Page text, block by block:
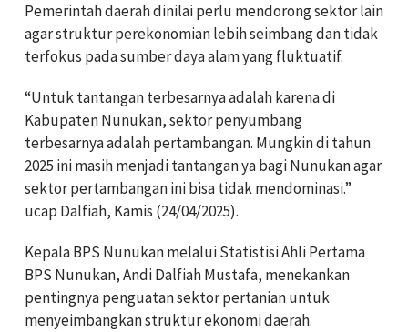
Pemerintah daerah dinilai perlu mendorong sektor lain
agar struktur perekonomian lebih seimbang dan tidak
terfokus pada sumber daya alam yang fluktuatif.
“Untuk tantangan terbesarnya adalah karena di
Kabupaten Nunukan, sektor penyumbang
terbesarnya adalah pertambangan. Mungkin di tahun
2025 ini masih menjadi tantangan ya bagi Nunukan agar
sektor pertambangan ini bisa tidak mendominasi.”
ucap Dalfiah, Kamis (24/04/2025).
Kepala BPS Nunukan melalui Statistisi Ahli Pertama
BPS Nunukan, Andi Dalfiah Mustafa, menekankan
pentingnya penguatan sektor pertanian untuk
menyeimbangkan struktur ekonomi daerah.